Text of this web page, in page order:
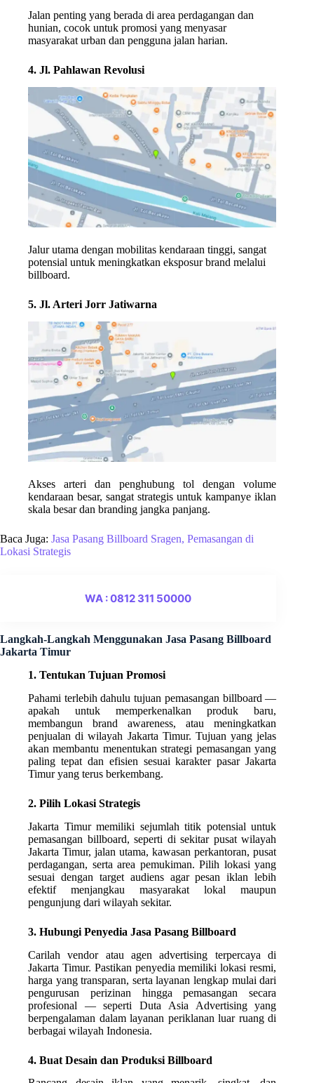
Jalan penting yang berada di area perdagangan dan
hunian, cocok untuk promosi yang menyasar
masyarakat urban dan pengguna jalan harian.
4. Jl. Pahlawan Revolusi
Jalur utama dengan mobilitas kendaraan tinggi, sangat
potensial untuk meningkatkan eksposur brand melalui
billboard.
5. Jl. Arteri Jorr Jatiwarna
Akses arteri dan penghubung tol dengan volume
kendaraan besar, sangat strategis untuk kampanye iklan
skala besar dan branding jangka panjang.
Baca Juga: Jasa Pasang Billboard Sragen, Pemasangan di
Lokasi Strategis
WA : 0812 311 50000
Langkah-Langkah Menggunakan Jasa Pasang Billboard
Jakarta Timur
1. Tentukan Tujuan Promosi
Pahami terlebih dahulu tujuan pemasangan billboard —
apakah untuk memperkenalkan produk baru,
membangun brand awareness, atau meningkatkan
penjualan di wilayah Jakarta Timur. Tujuan yang jelas
akan membantu menentukan strategi pemasangan yang
paling tepat dan efisien sesuai karakter pasar Jakarta
Timur yang terus berkembang.
2. Pilih Lokasi Strategis
Jakarta Timur memiliki sejumlah titik potensial untuk
pemasangan billboard, seperti di sekitar pusat wilayah
Jakarta Timur, jalan utama, kawasan perkantoran, pusat
perdagangan, serta area pemukiman. Pilih lokasi yang
sesuai dengan target audiens agar pesan iklan lebih
efektif menjangkau masyarakat lokal maupun
pengunjung dari wilayah sekitar.
3. Hubungi Penyedia Jasa Pasang Billboard
Carilah vendor atau agen advertising terpercaya di
Jakarta Timur. Pastikan penyedia memiliki lokasi resmi,
harga yang transparan, serta layanan lengkap mulai dari
pengurusan perizinan hingga pemasangan secara
profesional — seperti Duta Asia Advertising yang
berpengalaman dalam layanan periklanan luar ruang di
berbagai wilayah Indonesia.
4. Buat Desain dan Produksi Billboard